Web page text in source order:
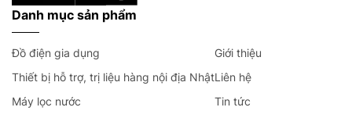
Danh mục sản phẩm
Đồ điện gia dụng
Thiết bị hỗ trợ, trị liệu hàng nội địa Nhật
Máy lọc nước
Giới thiệu
Liên hệ
Tin tức